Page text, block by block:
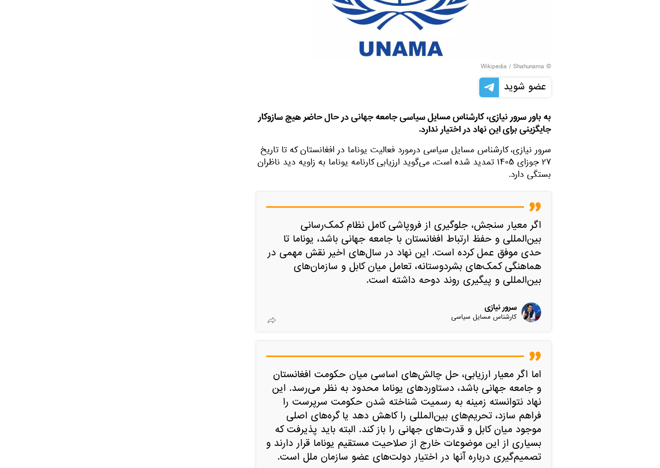
©
Wikipedia / Shahunama
عضو شوید
به باور سرور نیازی، کارشناس مسایل سیاسی جامعه جهانی در حال حاضر هیچ سازوکار
جایگزینی برای این نهاد در اختیار ندارد.
سرور نیازی، کارشناس مسایل سیاسی درمورد فعالیت یوناما در افغانستان که تا تاریخ
۲۷ جوزای ۱۴۰۵ تمدید شده است، می‌گوید ارزیابی کارنامه یوناما به زاویه دید ناظران
بستگی دارد.
اگر معیار سنجش، جلوگیری از فروپاشی کامل نظام کمک‌رسانی
بین‌المللی و حفظ ارتباط افغانستان با جامعه جهانی باشد، یوناما تا
حدی موفق عمل کرده است. این نهاد در سال‌های اخیر نقش مهمی در
هماهنگی کمک‌های بشردوستانه، تعامل میان کابل و سازمان‌های
بین‌المللی و پیگیری روند دوحه داشته است.
سرور نیازی
کارشناس مسایل سیاسی
اما اگر معیار ارزیابی، حل چالش‌های اساسی میان حکومت افغانستان
و جامعه جهانی باشد، دستاوردهای یوناما محدود به نظر می‌رسد. این
نهاد نتوانسته زمینه به رسمیت شناخته شدن حکومت سرپرست را
فراهم سازد، تحریم‌های بین‌المللی را کاهش دهد یا گره‌های اصلی
موجود میان کابل و قدرت‌های جهانی را باز کند. البته باید پذیرفت که
بسیاری از این موضوعات خارج از صلاحیت مستقیم یوناما قرار دارند و
تصمیم‌گیری درباره آنها در اختیار دولت‌های عضو سازمان ملل است.